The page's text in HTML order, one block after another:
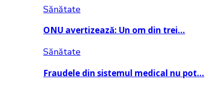
Sănătate
ONU avertizează: Un om din trei…
Sănătate
Fraudele din sistemul medical nu pot…